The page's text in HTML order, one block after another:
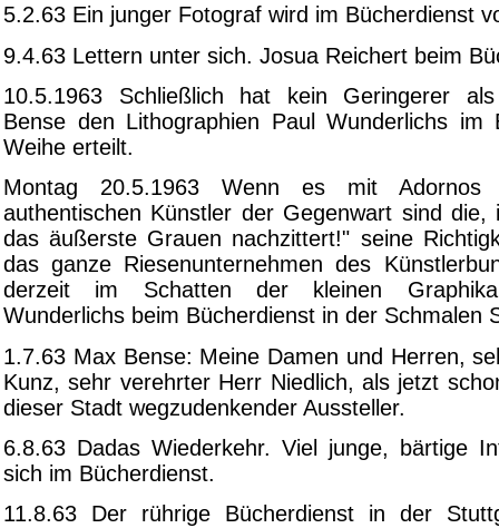
5.2.63 Ein junger Fotograf wird im Bücherdienst
9.4.63 Lettern unter sich. Josua Reichert beim
10.5.1963 Schließlich hat kein Geringerer
Bense den Lithographien Paul Wunderlichs im
Weihe erteilt.
Montag 20.5.1963 Wenn es mit Adornos
authentischen Künstler der Gegenwart sind die,
das äußerste Grauen nachzittert!" seine
das ganze Riesenunternehmen des
derzeit im Schatten der kleinen
Wunderlichs beim Bücherdienst in der Schmalen
1.7.63 Max Bense: Meine Damen und Herren,
Kunz, sehr verehrter Herr Niedlich, als jetzt
dieser Stadt wegzudenkender Aussteller.
6.8.63 Dadas Wiederkehr. Viel junge, bärtige
sich im Bücherdienst.
11.8.63 Der rührige Bücherdienst in der